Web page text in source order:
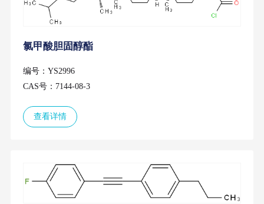
氯甲酸胆固醇酯
编号：YS2996
CAS号：7144-08-3
查看详情